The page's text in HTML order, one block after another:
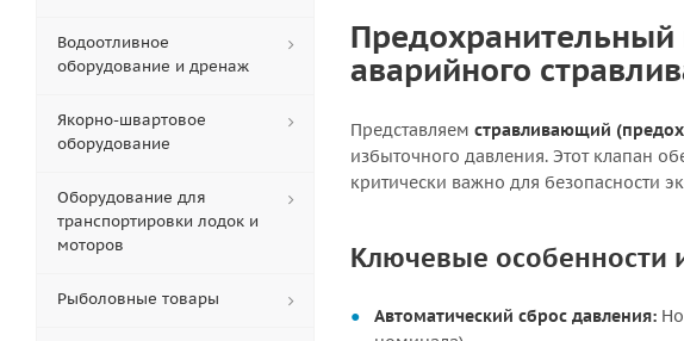
Предохранительный
аварийного
Представляем стравливающий
избыточного давления. Этот клапан
критически важно для безопасности
Ключевые особенности
Автоматический сброс давления:
Водоотливное
оборудование и дренаж
Якорно-швартовое
оборудование
Оборудование для
транспортировки лодок и
моторов
Рыболовные товары